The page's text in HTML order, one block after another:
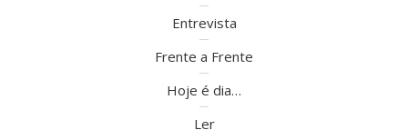
Entrevista
Frente a Frente
Hoje é dia…
Ler